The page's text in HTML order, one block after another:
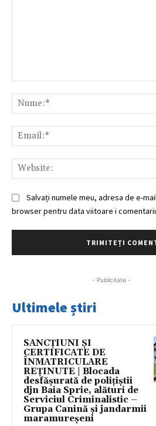
Salvați numele meu, adresa de e-
browser pentru data viitoare i
- Publicitate -
Ultimele știri
SANCȚIUNI ȘI
CERTIFICATE DE
ÎNMATRICULARE
REȚINUTE | Blocada
desfășurată de polițiștii
djn Baia Sprie, alături de
Serviciul Criminalistic –
Grupa Canină și jandarmii
maramureșeni